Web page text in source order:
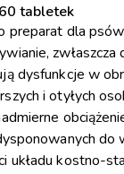
tabletek
preparat dla
zwłaszcza
dysfunkcje w
i otyłych
do
układu kostno-